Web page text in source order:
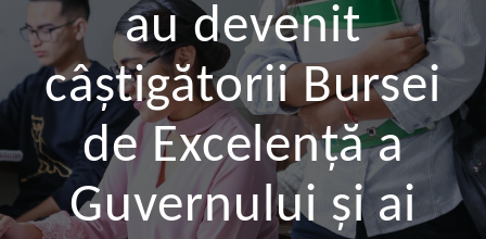
au devenit
câștigătorii Bursei
de Excelență a
Guvernului și ai